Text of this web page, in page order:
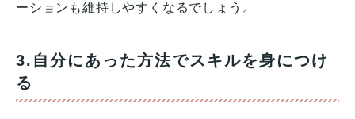
ーションも維持しやすくなるでしょう。
3.自分にあった方法でスキルを身につけ
る